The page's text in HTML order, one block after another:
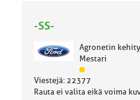
-SS-
Agronetin
Mestari
J
ä
s
Viestejä: 22377
Rauta ei valita eikä voima